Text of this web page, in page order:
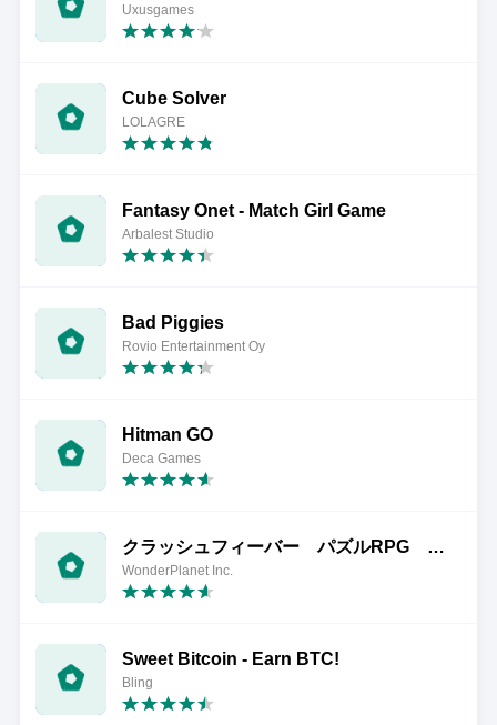
Uxusgames
Cube Solver
LOLAGRE
Fantasy Onet - Match Girl Game
Arbalest Studio
Bad Piggies
Rovio Entertainment Oy
Hitman GO
Deca Games
クラッシュフィーバー パズルRPG 新感覚ブッ壊しバトル！
WonderPlanet Inc.
Sweet Bitcoin - Earn BTC!
Bling